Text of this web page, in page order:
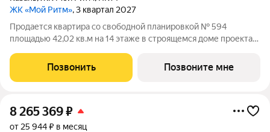
ЖК «Мой Ритм», 3 квартал 2027
Продается квартира со свободной планировкой № 594
площадью 42,02 кв.м на 14 этаже в строящемся доме проекта
современный жилой комплекс в одном из лучших районов
Казани, на пересечении пр. Победы и ул.
Позвонить Позвоните мне
8 265 369₽
от 25 944 ₽ в месяц